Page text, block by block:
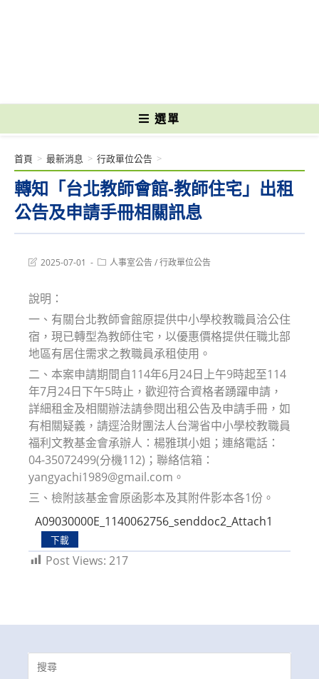
選單
轉知「台北教師會館-教師住宅」出租
公告及申請手冊相關訊息
首頁 > 最新消息 > 行政單位公告 >
Post2025-07-01
Post人事室公告/行政單位公告
說明：
一、有關台北教師會館原提供中小學校教職員洽公住
宿，現已轉型為教師住宅，以優惠價格提供任職北部
地區有居住需求之教職員承租使用。
二、本案申請期間自114年6月24日上午9時起至114
年7月24日下午5時止，歡迎符合資格者踴躍申請，
詳細租金及相關辦法請參閱出租公告及申請手冊，如
有相關疑義，請逕洽財團法人台灣省中小學校教職員
福利文教基金會承辦人：楊雅琪小姐；連絡電話：
04-35072499(分機112)；聯絡信箱：
yangyachi1989@gmail.com。
三、檢附該基金會原函影本及其附件影本各1份。
A09030000E_1140062756_senddoc2_Attach1
下載
Post Views: 217
Search
for: